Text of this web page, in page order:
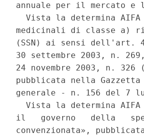
annuale per il mercato e
Vista la determina
medicinali di classe a)
(SSN) ai sensi dell'art.
30 settembre 2003, n.
24 novembre 2003, n.
pubblicata nella
generale - n. 156 del 7
Vista la determina
il   governo   della
convenzionata»,